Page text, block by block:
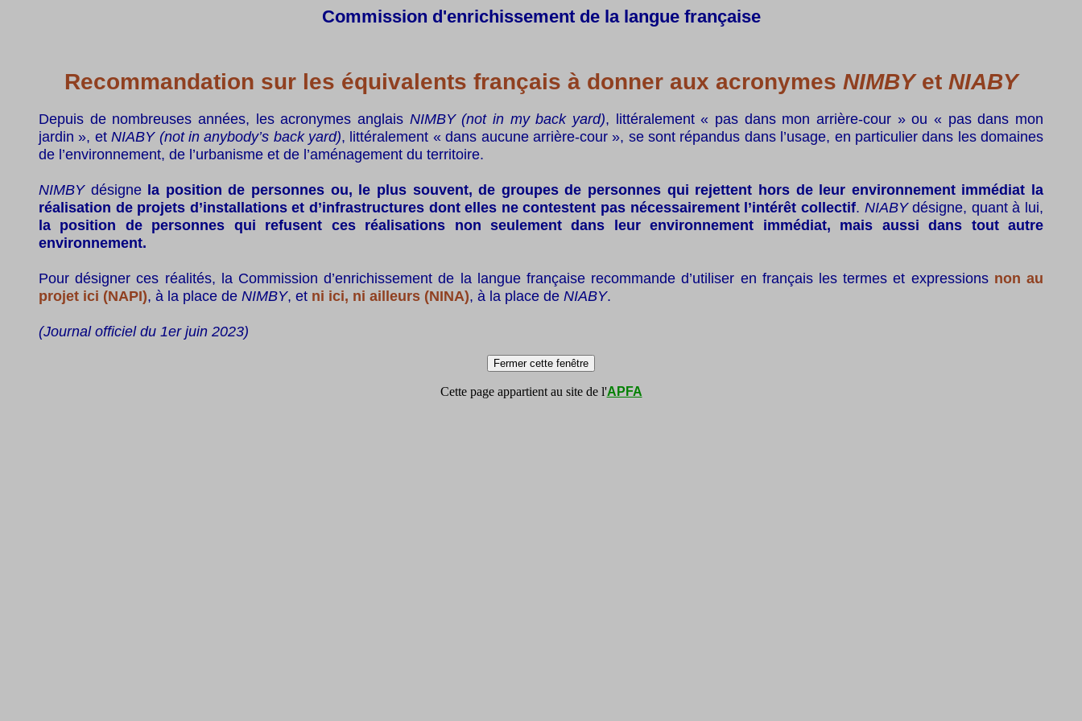
Commission d'enrichissement de la langue française
Recommandation sur les équivalents français à donner aux acronymes NIMBYet NIABY
Depuis de nombreuses années, les acronymes anglais NIMBY (not in my back yard), littéralement « pas dans mon arrière-cour » ou « pas dans mon
jardin », etNIABY (not in anybody’s back yard), littéralement « dans aucune arrière-cour », se sont répandus dans l’usage, en particulier dans les domaines
de l’environnement, de l’urbanisme et de l’aménagement du territoire.
NIMBYdésigne la position de personnes ou, le plus souvent, de groupes de personnes qui rejettent hors de leur environnement immédiat la
réalisation de projets d’installations et d’infrastructures dont elles ne contestent pas nécessairement l’intérêt collectif. NIABYdésigne, quant à lui,
la position de personnes qui refusent ces réalisations non seulement dans leur environnement immédiat, mais aussi dans tout autre
environnement.
Pour désigner ces réalités, la Commission d’enrichissement de la langue française recommande d’utiliser en français les termes et expressions non au
projet ici (NAPI), à la place de NIMBY, et ni ici, ni ailleurs (NINA), à la place de NIABY.
(Journal officiel du 1er juin 2023)
Cette page appartient au site de l'APFA